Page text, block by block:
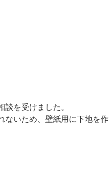
を受けました。
いため、壁紙用に下地を